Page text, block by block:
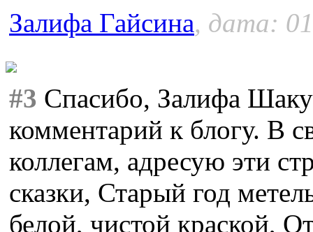
Залифа Гайсина, дата:
#3 Спасибо, Залифа
комментарий к блогу. В
коллегам, адресую эти
сказки, Старый год
белой, чистой краской,